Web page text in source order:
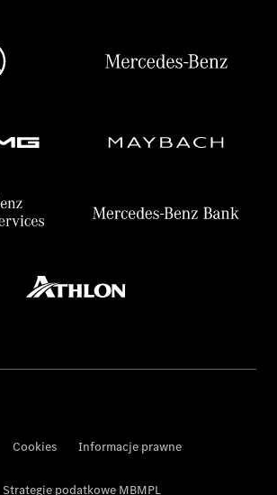
Cookies Informacje prawne
Strategie podatkowe MBMPL